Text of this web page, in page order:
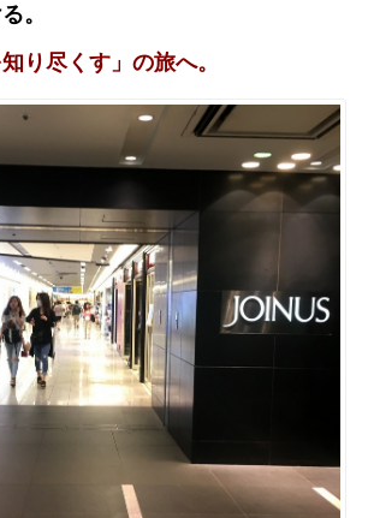
。
り尽くす」の旅へ。